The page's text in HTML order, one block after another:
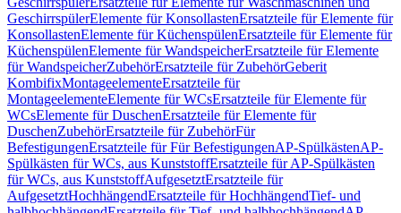
GeschirrspülerElemente für KonsollastenErsatzteile für Elemente für
KonsollastenElemente für KüchenspülenErsatzteile für Elemente für
KüchenspülenElemente für WandspeicherErsatzteile für Elemente
für WandspeicherZubehörErsatzteile für ZubehörGeberit
KombifixMontageelementeErsatzteile für
MontageelementeElemente für WCsErsatzteile für Elemente für
WCsElemente für DuschenErsatzteile für Elemente für
DuschenZubehörErsatzteile für ZubehörFür
BefestigungenErsatzteile für Für BefestigungenAP-SpülkästenAP-
Spülkästen für WCs, aus KunststoffErsatzteile für AP-Spülkästen
für WCs, aus KunststoffAufgesetztErsatzteile für
AufgesetztHochhängendErsatzteile für HochhängendTief- und